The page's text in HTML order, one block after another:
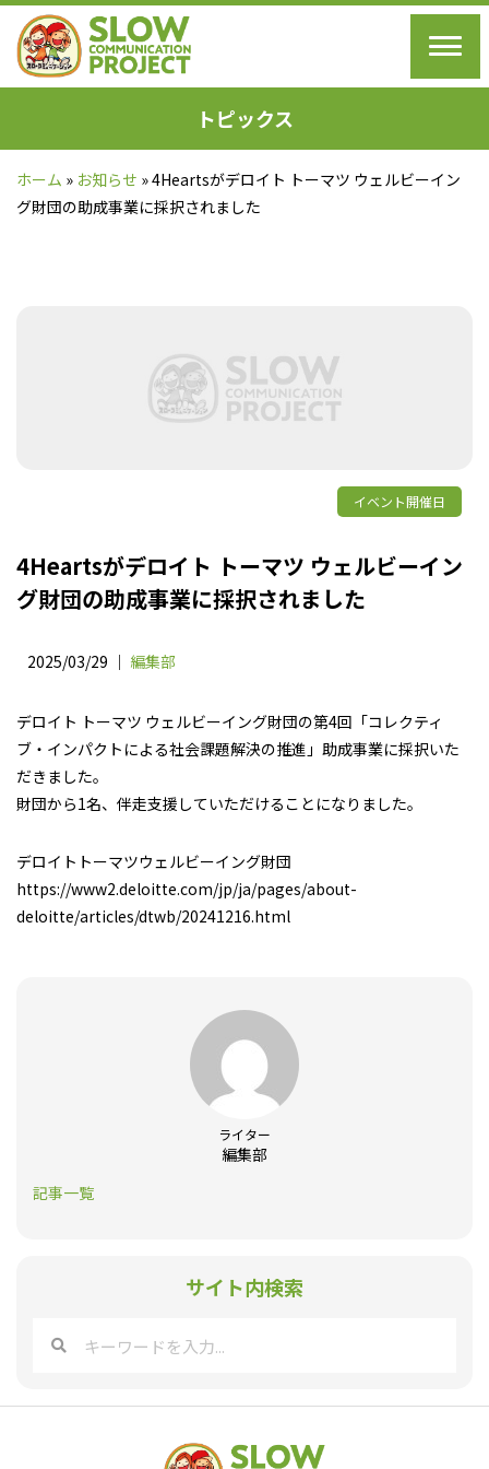
トピックス
ホーム » お知らせ »4Heartsがデロイト トーマツ ウェルビーイン
グ財団の助成事業に採択されました
サイト内検索
イベント開催日
4Heartsがデロイト トーマツ ウェルビーイン
グ財団の助成事業に採択されました
2025/03/29 ｜ 編集部
デロイト トーマツ ウェルビーイング財団の第4回「コレクティ
ブ・インパクトによる社会課題解決の推進」助成事業に採択いた
だきました。
財団から1名、伴走支援していただけることになりました。
デロイトトーマツウェルビーイング財団
https://www2.deloitte.com/jp/ja/pages/about-
deloitte/articles/dtwb/20241216.html
ライター
編集部
記事一覧